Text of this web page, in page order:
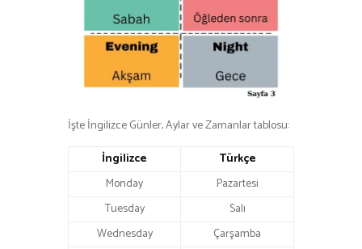
İşte İngilizce Günler, Aylar ve Zamanlar tablosu:
İngilizce
Türkçe
Monday
Pazartesi
Tuesday
Salı
Wednesday
Çarşamba